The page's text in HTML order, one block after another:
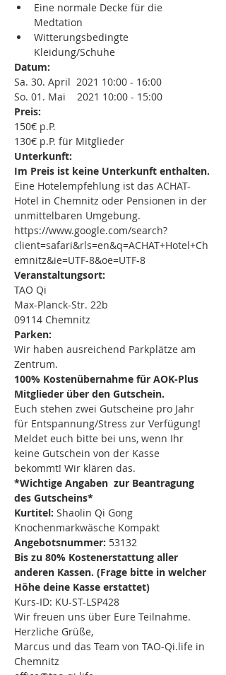
Eine normale Decke für die
Medtation
Witterungsbedingte
Kleidung/Schuhe
Datum:
Sa. 30. April  2021 10:00 - 16:00
So. 01. Mai    2021 10:00 - 15:00
Preis:
150€ p.P.
130€ p.P. für Mitglieder
Unterkunft:
Im Preis ist keine Unterkunft enthalten.
Eine Hotelempfehlung ist das ACHAT-
Hotel in Chemnitz oder Pensionen in der
unmittelbaren Umgebung.
https://www.google.com/search?
client=safari&rls=en&q=ACHAT+Hotel+Ch
emnitz&ie=UTF-8&oe=UTF-8
Veranstaltungsort:
TAO Qi
Max-Planck-Str. 22b
09114 Chemnitz
Parken:
Wir haben ausreichend Parkplätze am
Zentrum.
100% Kostenübernahme für AOK-Plus
Mitglieder über den Gutschein.
Euch stehen zwei Gutscheine pro Jahr
für Entspannung/Stress zur Verfügung!
Meldet euch bitte bei uns, wenn Ihr
keine Gutschein von der Kasse
bekommt! Wir klären das.
*Wichtige Angaben  zur Beantragung
des Gutscheins*
Kurtitel: Shaolin Qi Gong
Knochenmarkwäsche Kompakt
Angebotsnummer: 53132
Bis zu 80% Kostenerstattung aller
anderen Kassen. (Frage bitte in welcher
Höhe deine Kasse erstattet)
Kurs-ID: KU-ST-LSP428
Wir freuen uns über Eure Teilnahme.
Herzliche Grüße,
Marcus und das Team von TAO-Qi.life in
Chemnitz